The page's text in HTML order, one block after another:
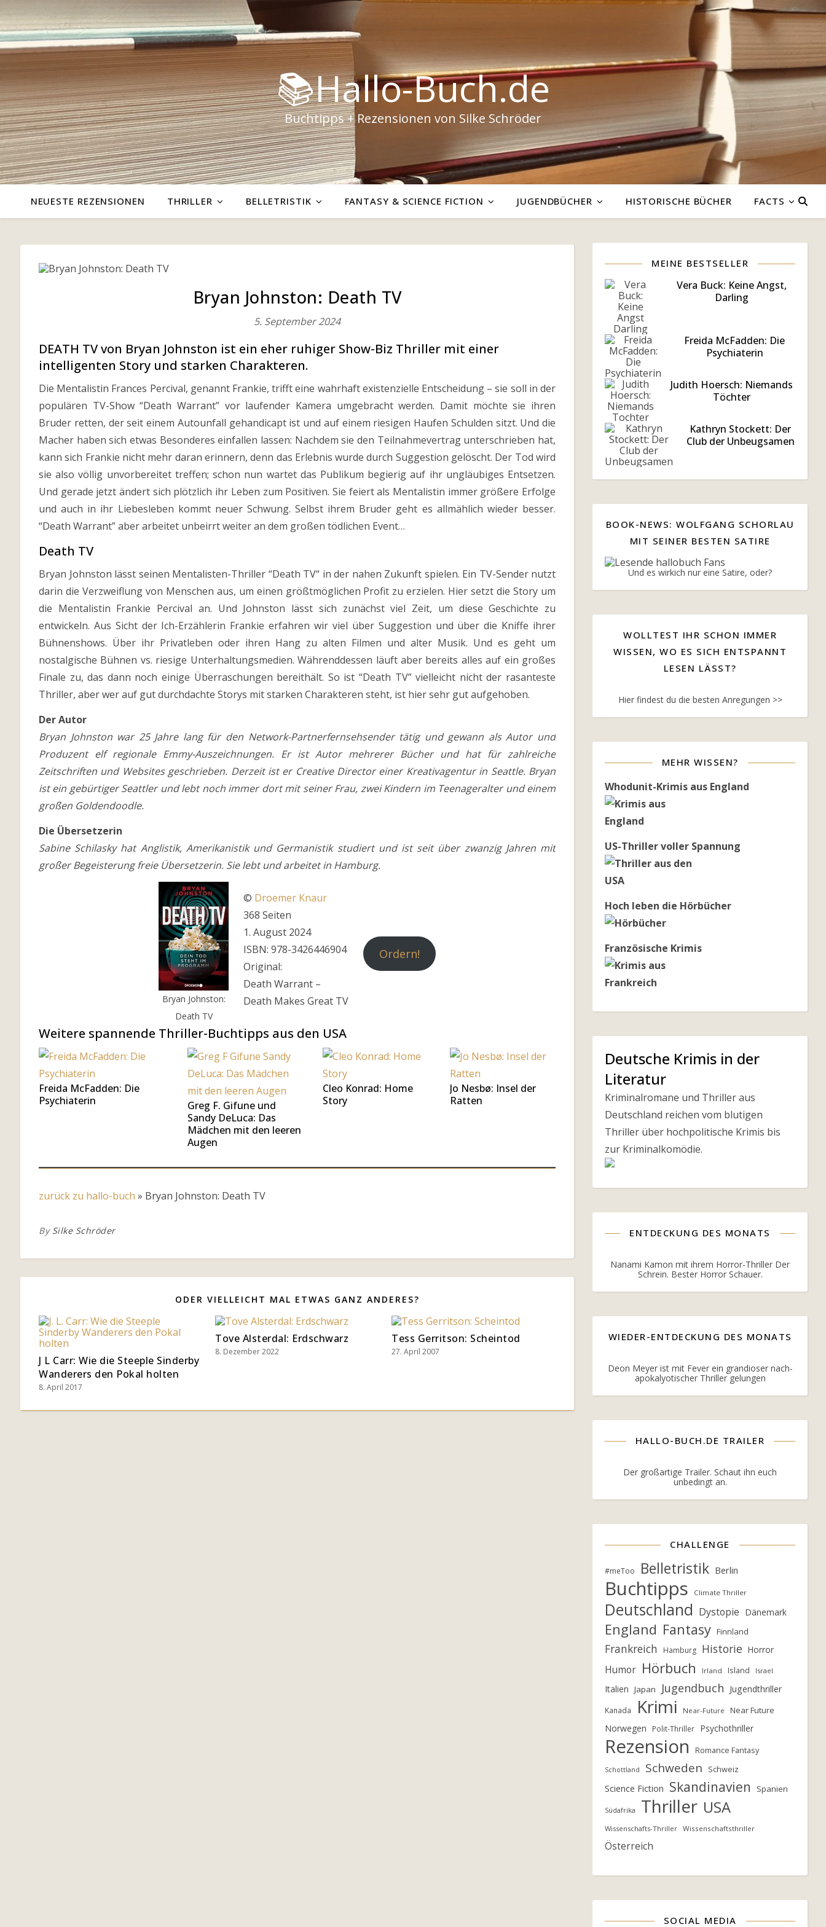
📚Hallo-Buch.de
Buchtipps + Rezensionen von Silke Schröder
NEUESTE REZENSIONEN THRILLER BELLETRISTIK FANTASY & SCIENCE FICTION JUGENDBÜCHER HISTORISCHE BÜCHER FACTS
Bryan Johnston: Death TV
5. September 2024
DEATH TV von Bryan Johnston ist ein eher ruhiger Show-Biz Thriller mit einer
intelligenten Story und starken Charakteren.
Die Mentalistin Frances Percival, genannt Frankie, trifft eine wahrhaft existenzielle Entscheidung – sie soll in der
populären TV-Show “Death Warrant” vor laufender Kamera umgebracht werden. Damit möchte sie ihren
Bruder retten, der seit einem Autounfall gehandicapt ist und auf einem riesigen Haufen Schulden sitzt. Und die
Macher haben sich etwas Besonderes einfallen lassen: Nachdem sie den Teilnahmevertrag unterschrieben hat,
kann sich Frankie nicht mehr daran erinnern, denn das Erlebnis wurde durch Suggestion gelöscht. Der Tod wird
sie also völlig unvorbereitet treffen; schon nun wartet das Publikum begierig auf ihr ungläubiges Entsetzen.
Und gerade jetzt ändert sich plötzlich ihr Leben zum Positiven. Sie feiert als Mentalistin immer größere Erfolge
und auch in ihr Liebesleben kommt neuer Schwung. Selbst ihrem Bruder geht es allmählich wieder besser.
“Death Warrant” aber arbeitet unbeirrt weiter an dem großen tödlichen Event…
Death TV
Bryan Johnston lässt seinen Mentalisten-Thriller “Death TV“ in der nahen Zukunft spielen. Ein TV-Sender nutzt
darin die Verzweiflung von Menschen aus, um einen größtmöglichen Profit zu erzielen. Hier setzt die Story um
die Mentalistin Frankie Percival an. Und Johnston lässt sich zunächst viel Zeit, um diese Geschichte zu
entwickeln. Aus Sicht der Ich-Erzählerin Frankie erfahren wir viel über Suggestion und über die Kniffe ihrer
Bühnenshows. Über ihr Privatleben oder ihren Hang zu alten Filmen und alter Musik. Und es geht um
nostalgische Bühnen vs. riesige Unterhaltungsmedien. Währenddessen läuft aber bereits alles auf ein großes
Finale zu, das dann noch einige Überraschungen bereithält. So ist “Death TV” vielleicht nicht der rasanteste
Thriller, aber wer auf gut durchdachte Storys mit starken Charakteren steht, ist hier sehr gut aufgehoben.
Der Autor
Bryan Johnston war 25 Jahre lang für den Network-Partnerfernsehsender tätig und gewann als Autor und
Produzent elf regionale Emmy-Auszeichnungen. Er ist Autor mehrerer Bücher und hat für zahlreiche
Zeitschriften und Websites geschrieben. Derzeit ist er Creative Director einer Kreativagentur in Seattle. Bryan
ist ein gebürtiger Seattler und lebt noch immer dort mit seiner Frau, zwei Kindern im Teenageralter und einem
großen Goldendoodle.
Die Übersetzerin
Sabine Schilasky hat Anglistik, Amerikanistik und Germanistik studiert und ist seit über zwanzig Jahren mit
großer Begeisterung freie Übersetzerin. Sie lebt und arbeitet in Hamburg.
Bryan Johnston:
Death TV
© Droemer Knaur
368 Seiten
1. August 2024
ISBN: 978-3426446904
Original:
Death Warrant –
Death Makes Great TV
Ordern!
Weitere spannende Thriller-Buchtipps aus den USA
Freida McFadden: Die
Psychiaterin
Greg F. Gifune und
Sandy DeLuca: Das
Mädchen mit den leeren
Augen
Cleo Konrad: Home
Story
Jo Nesbø: Insel der
Ratten
zurück zu hallo-buch » Bryan Johnston: Death TV
By Silke Schröder
ODER VIELLEICHT MAL ETWAS GANZ ANDERES?
J L Carr: Wie die Steeple Sinderby
Wanderers den Pokal holten
8. April 2017
Tove Alsterdal: Erdschwarz
8. Dezember 2022
Tess Gerritson: Scheintod
27. April 2007
MEINE BESTSELLER
Vera Buck: Keine Angst,
Darling
Freida McFadden: Die
Psychiaterin
Judith Hoersch: Niemands
Töchter
Kathryn Stockett: Der
Club der Unbeugsamen
BOOK-NEWS: WOLFGANG SCHORLAU
MIT SEINER BESTEN SATIRE
Und es wirkich nur eine Satire, oder?
WOLLTEST IHR SCHON IMMER
WISSEN, WO ES SICH ENTSPANNT
LESEN LÄSST?
Hier findest du die besten Anregungen >>
MEHR WISSEN?
Whodunit-Krimis aus England
US-Thriller voller Spannung
Hoch leben die Hörbücher
Französische Krimis
Deutsche Krimis in der
Literatur
Kriminalromane und Thriller aus
Deutschland reichen vom blutigen
Thriller über hochpolitische Krimis bis
zur Kriminalkomödie.
ENTDECKUNG DES MONATS
Nanami Kamon mit ihrem Horror-Thriller Der
Schrein. Bester Horror Schauer.
WIEDER-ENTDECKUNG DES MONATS
Deon Meyer ist mit Fever ein grandioser nach-
apokalyotischer Thriller gelungen
HALLO-BUCH.DE TRAILER
Der großartige Trailer. Schaut ihn euch
unbedingt an.
CHALLENGE
#meToo Belletristik Berlin
Buchtipps Climate Thriller
Deutschland Dystopie Dänemark
England Fantasy Finnland
Frankreich Hamburg Historie Horror
Humor Hörbuch Irland Island Israel
Italien Japan Jugendbuch Jugendthriller
Kanada Krimi Near-Future Near Future
Norwegen Polit-Thriller Psychothriller
Rezension Romance Fantasy
Schottland Schweden Schweiz
Science Fiction Skandinavien Spanien
Südafrika Thriller USA
Wissenschafts-Thriller Wissenschaftsthriller
Österreich
SOCIAL MEDIA